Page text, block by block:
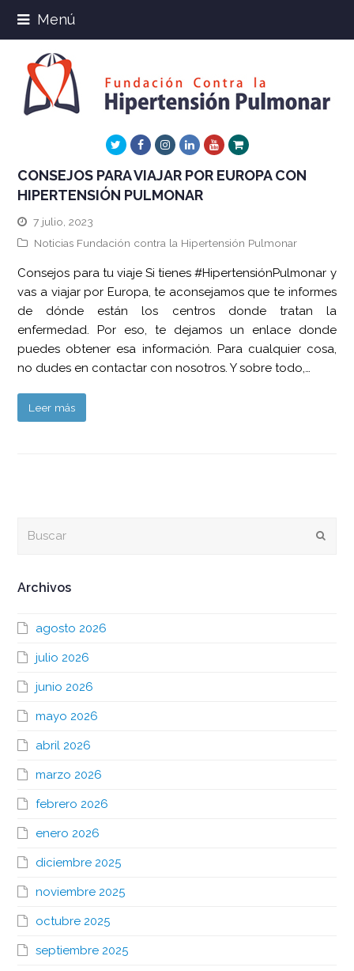
Menú
TwitterFacebookInstagram
LinkedInYoutube
Xing
CONSEJOS PARA VIAJAR POR EUROPA CON
HIPERTENSIÓN PULMONAR
7 julio, 2023
Noticias Fundación contra la Hipertensión Pulmonar
Consejos para tu viaje Si tienes #HipertensiónPulmonar y
vas a viajar por Europa, te aconsejamos que te informes
de dónde están los centros donde tratan la
enfermedad. Por eso, te dejamos un enlace donde
puedes obtener esa información. Para cualquier cosa,
no dudes en contactar con nosotros. Y sobre todo,…
Leer más
Archivos
agosto 2026
julio 2026
junio 2026
mayo 2026
abril 2026
marzo 2026
febrero 2026
enero 2026
diciembre 2025
noviembre 2025
octubre 2025
septiembre 2025